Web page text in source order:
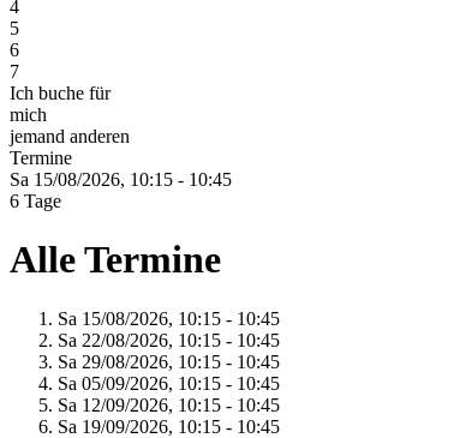
4
5
6
7
Ich buche für
mich
jemand anderen
Termine
Sa 15/08/2026, 10:15 - 10:45
6 Tage
Alle Termine
Sa 15/08/2026, 10:15 - 10:45
Sa 22/08/2026, 10:15 - 10:45
Sa 29/08/2026, 10:15 - 10:45
Sa 05/09/2026, 10:15 - 10:45
Sa 12/09/2026, 10:15 - 10:45
Sa 19/09/2026, 10:15 - 10:45